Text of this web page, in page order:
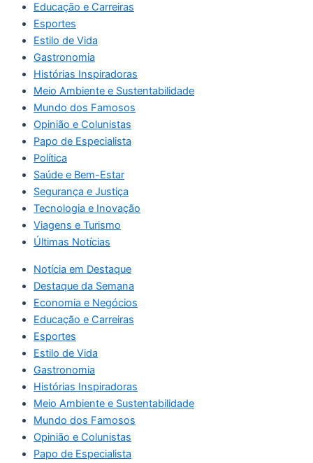
Educação e Carreiras
Esportes
Estilo de Vida
Gastronomia
Histórias Inspiradoras
Meio Ambiente e Sustentabilidade
Mundo dos Famosos
Opinião e Colunistas
Papo de Especialista
Política
Saúde e Bem-Estar
Segurança e Justiça
Tecnologia e Inovação
Viagens e Turismo
Últimas Notícias
Notícia em Destaque
Destaque da Semana
Economia e Negócios
Educação e Carreiras
Esportes
Estilo de Vida
Gastronomia
Histórias Inspiradoras
Meio Ambiente e Sustentabilidade
Mundo dos Famosos
Opinião e Colunistas
Papo de Especialista